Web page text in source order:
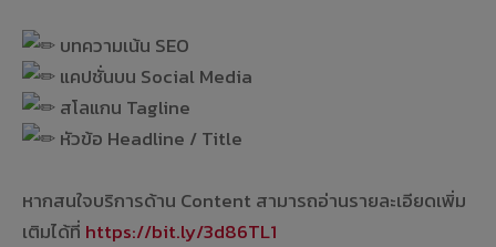
บทความเน้น SEO
แคปชั่นบน Social Media
สโลแกน Tagline
หัวข้อ Headline / Title
หากสนใจบริการด้าน Content สามารถอ่านรายละเอียดเพิ่ม
เติมได้ที่ https://bit.ly/3d86TL1